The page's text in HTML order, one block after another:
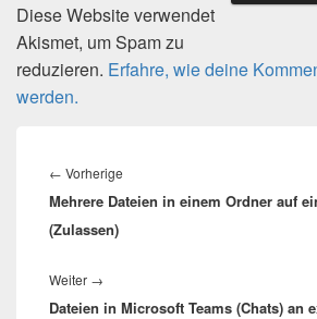
Diese Website verwendet
Akismet, um Spam zu
reduzieren. Erfahre, wie deine
werden.
← Vorherige
Beitrag:
Mehrere Dateien in einem Ordner auf
(Zulassen)
Weiter →
Beitrag:
Dateien in Microsoft Teams (Chats) an